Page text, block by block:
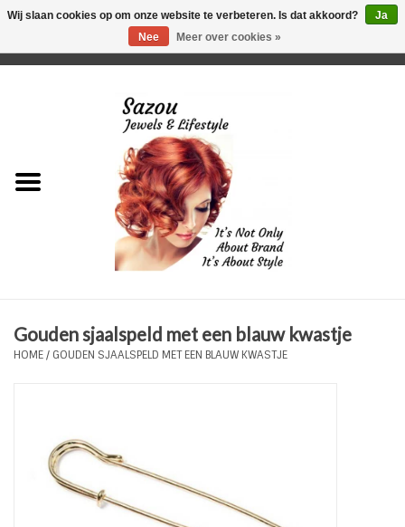
Just for Him
Plus Size Sieraden
Tassen en meer
Haaraccesoires
Gouden sjaalspeld met een blauw kwastje
HOME/ GOUDEN SJAALSPELD MET EEN BLAUW KWASTJE
Wij slaan cookies op om onze website te verbeteren. Is dat akkoord?
Ja
Nee
Meer over cookies »